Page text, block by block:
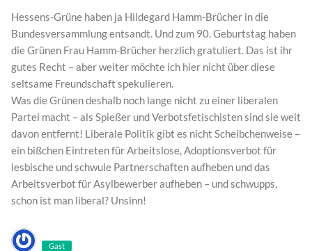
Hessens-Grüne haben ja Hildegard Hamm-Brücher in die
Bundesversammlung entsandt. Und zum 90. Geburtstag haben
die Grünen Frau Hamm-Brücher herzlich gratuliert. Das ist ihr
gutes Recht – aber weiter möchte ich hier nicht über diese
seltsame Freundschaft spekulieren.
Was die Grünen deshalb noch lange nicht zu einer liberalen
Partei macht – als Spießer und Verbotsfetischisten sind sie weit
davon entfernt! Liberale Politik gibt es nicht Scheibchenweise –
ein bißchen Eintreten für Arbeitslose, Adoptionsverbot für
lesbische und schwule Partnerschaften aufheben und das
Arbeitsverbot für Asylbewerber aufheben – und schwupps,
schon ist man liberal? Unsinn!
Gast